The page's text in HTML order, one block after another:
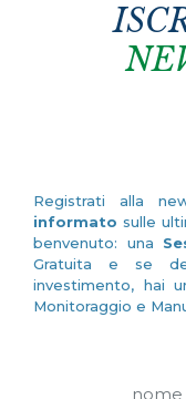
Registrati alla
informato sulle
benvenuto: una
Gratuita e se
investimento, hai
Monitoraggio e